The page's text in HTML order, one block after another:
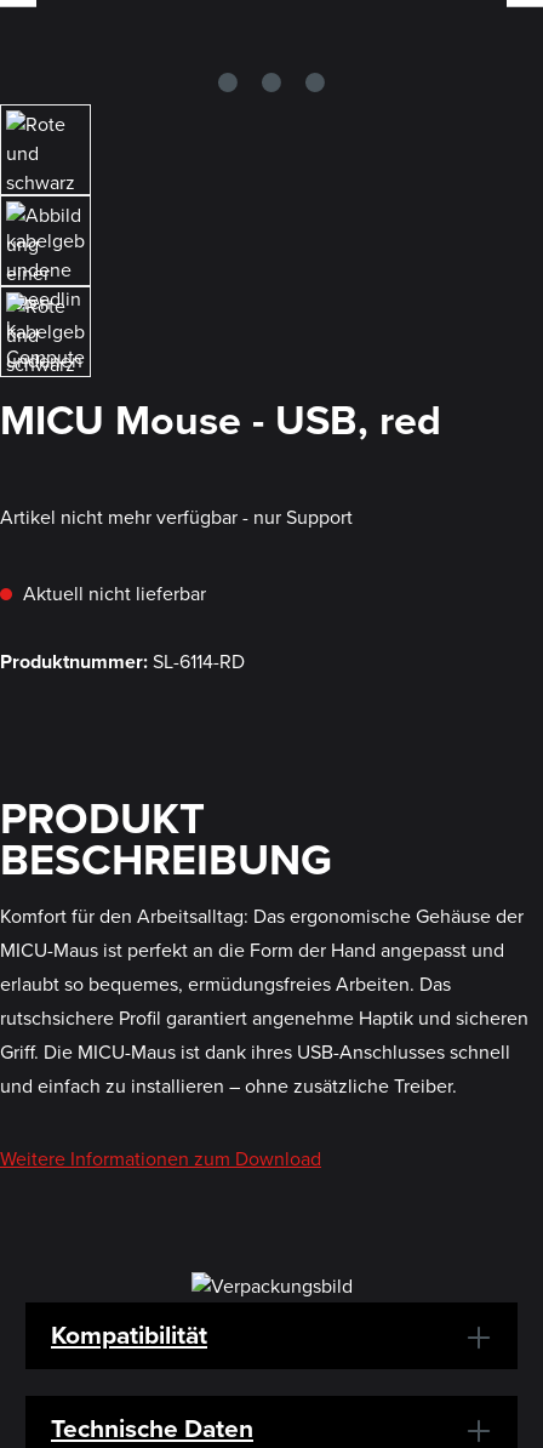
MICU Mouse - USB, red
Artikel nicht mehr verfügbar - nur Support
Aktuell nicht lieferbar
Produktnummer:SL-6114-RD
PRODUKT
BESCHREIBUNG
Komfort für den Arbeitsalltag: Das ergonomische Gehäuse der
MICU-Maus ist perfekt an die Form der Hand angepasst und
erlaubt so bequemes, ermüdungsfreies Arbeiten. Das
rutschsichere Profil garantiert angenehme Haptik und sicheren
Griff. Die MICU-Maus ist dank ihres USB-Anschlusses schnell
und einfach zu installieren – ohne zusätzliche Treiber.
Weitere Informationen zum Download
Kompatibilität
Technische Daten